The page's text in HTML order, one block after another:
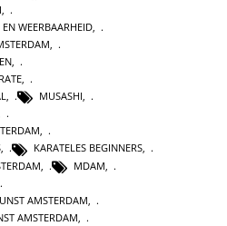
WEERBAARHEID,
,
,
,
, MUSASHI,
,
, KARATELES BEGINNERS,
MDAM
AMSTERDAM
AMSTERDAM